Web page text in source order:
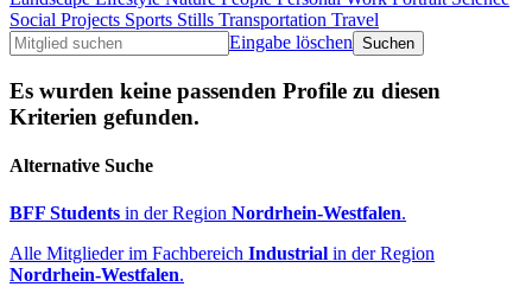
Social Projects Sports Stills Transportation Travel
Eingabe löschen
Es wurden keine passenden Profile zu diesen
Kriterien gefunden.
Alternative Suche
BFF Students in der Region Nordrhein-Westfalen.
Alle Mitglieder im Fachbereich Industrial in der Region
Nordrhein-Westfalen.